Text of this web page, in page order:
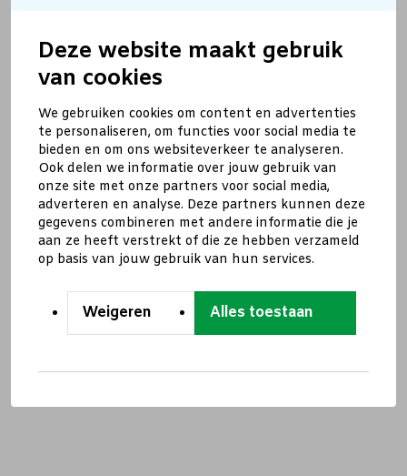
Deze website maakt gebruik
van cookies
We gebruiken cookies om content en advertenties
te personaliseren, om functies voor social media te
bieden en om ons websiteverkeer te analyseren.
Ook delen we informatie over jouw gebruik van
onze site met onze partners voor social media,
adverteren en analyse. Deze partners kunnen deze
gegevens combineren met andere informatie die je
aan ze heeft verstrekt of die ze hebben verzameld
op basis van jouw gebruik van hun services.
Weigeren Alles toestaan